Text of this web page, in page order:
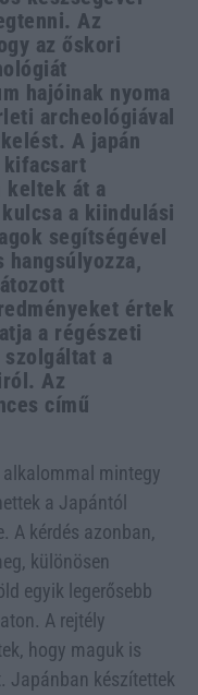
Az
az őskori
hajóinak nyoma
archeológiával
A japán
kifacsart
keltek át a
a kiindulási
segítségével
értek
a régészeti
a
Az
című
alkalommal mintegy
a Japántól
A kérdés azonban,
különösen
egyik legerősebb
A rejtély
hogy maguk is
Japánban készítettek